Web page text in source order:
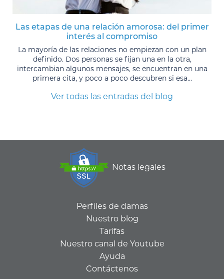
Las etapas de una relación amorosa: del primer
interés al compromiso
La mayoría de las relaciones no empiezan con un plan
definido. Dos personas se fijan una en la otra,
intercambian algunos mensajes, se encuentran en una
primera cita, y poco a poco descubren si esa...
Ver todas las entradas del blog
Notas legales
Perfiles de damas
Nuestro blog
Tarifas
Nuestro canal de Youtube
Ayuda
Contáctenos